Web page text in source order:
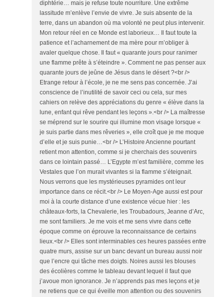
diphtérie… mais je refuse toute nourriture. Une extrême
lassitude m’enlève l’envie de vivre. Je suis absente de la
terre, dans un abandon où ma volonté ne peut plus intervenir.
Mon retour réel en ce Monde est laborieux… Il faut toute la
patience et l’acharnement de ma mère pour m’obliger à
avaler quelque chose. Il faut « quarante jours pour ranimer
une flamme prête à s’éteindre ». Comment ne pas penser aux
quarante jours de jeûne de Jésus dans le désert ?<br />
Etrange retour à l’école, je ne me sens pas concernée. J’ai
conscience de l’inutilité de savoir ceci ou cela, sur mes
cahiers on relève des appréciations du genre « élève dans la
lune, enfant qui rêve pendant les leçons ».<br /> La maîtresse
se méprend sur le sourire qui illumine mon visage lorsque «
je suis partie dans mes rêveries », elle croît que je me moque
d’elle et je suis punie…<br /> L’Histoire Ancienne pourtant
retient mon attention, comme si je cherchais des souvenirs
dans ce lointain passé… L’Egypte m’est familière, comme les
Vestales que l’on murait vivantes si la flamme s’éteignait.
Nous verrons que les mystérieuses pyramides ont leur
importance dans ce récit.<br /> Le Moyen-Age aussi est pour
moi à la courte distance d’une existence vécue hier : les
châteaux-forts, la Chevalerie, les Troubadours, Jeanne d’Arc,
me sont familiers. Je me vois et me sens vivre dans cette
époque comme on éprouve la reconnaissance de certains
lieux.<br /> Elles sont interminables ces heures passées entre
quatre murs, assise sur un banc devant un bureau aussi noir
que l’encre qui tâche mes doigts. Noires aussi les blouses
des écolières comme le tableau devant lequel il faut que
j’avoue mon ignorance. Je n’apprends pas mes leçons et je
ne retiens que ce qui éveille mon attention ou des souvenirs